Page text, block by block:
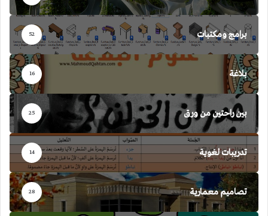
برامج ومكتبات 52
بلاغة 16
بين راحتين من ورق 25
تدريبات لغوية 14
تصاميم معمارية 28